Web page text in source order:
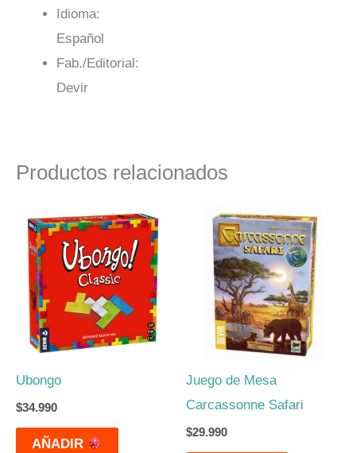
Idioma:
Español
Fab./Editorial:
Devir
Productos relacionados
Ubongo
$34.990
AÑADIR
Juego de Mesa
Carcassonne Safari
$29.990